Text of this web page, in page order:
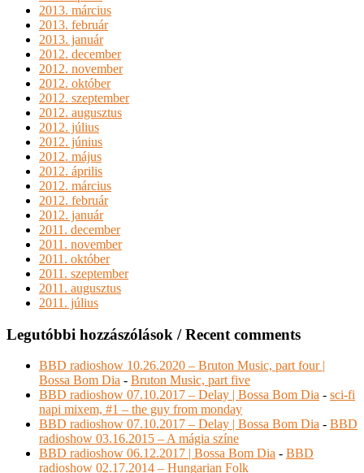
2013. március
2013. február
2013. január
2012. december
2012. november
2012. október
2012. szeptember
2012. augusztus
2012. július
2012. június
2012. május
2012. április
2012. március
2012. február
2012. január
2011. december
2011. november
2011. október
2011. szeptember
2011. augusztus
2011. július
Legutóbbi hozzászólások / Recent comments
BBD radioshow 10.26.2020 – Bruton Music, part four |
Bossa Bom Dia - Bruton Music, part five
BBD radioshow 07.10.2017 – Delay | Bossa Bom Dia - sci-fi
napi mixem, #1 – the guy from monday
BBD radioshow 07.10.2017 – Delay | Bossa Bom Dia - BBD
radioshow 03.16.2015 – A mágia színe
BBD radioshow 06.12.2017 | Bossa Bom Dia - BBD
radioshow 02.17.2014 – Hungarian Folk